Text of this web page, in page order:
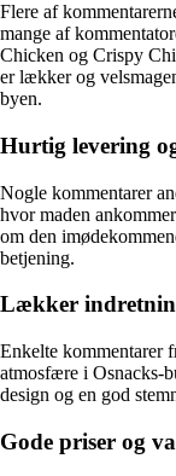
Flere af
mange af
Chicken og Crispy
er lækker og
byen.
Hurtig levering
Nogle kommentarer
hvor maden
om den
betjening.
Lækker
Enkelte kommentarer
atmosfære i Osnacks-
design og en god
Gode priser og